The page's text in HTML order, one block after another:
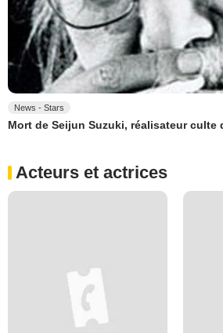
News - Stars
Mort de Seijun Suzuki, réalisateur culte
Acteurs et actrices